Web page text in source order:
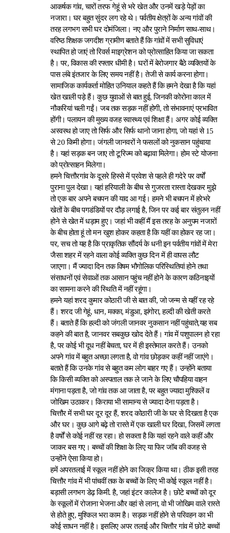
आकर्षक गांव, चारों तरफ गेहूं से भरे खेत और उनमें खड़े पेड़ों का
नजारा। घर बहुत सुंदर लग रहे थे। पर्वतीय क्षेत्रों के अन्य गांवों की
तरह लगभग सभी घर दोमंजिला। नए और पुराने निर्माण साथ-साथ।
वरिष्ठ शिक्षक जगदीश ग्रामीण बताते हैं कि गांवों में सभी सुविधाएं
स्थापित हो जाएं तो रिवर्स माइग्रेशन को प्रोत्साहित किया जा सकता
है। पर, विकास की रफ्तार धीमी है। घरों में बेरोजगार बैठे व्यक्तियों के
पास लंबे इंतजार के लिए समय नहीं है। तेजी से कार्य करना होगा।
सामाजिक कार्यकर्ता मोहित उनियाल कहते हैं कि हमने देखा है कि यहां
खेत खाली पड़े हैं। कुछ युवाओं से बात हुई, जिनकी कोरोना काल में
नौकरियां चली गईं। जब तक सड़क नहीं होगी, तो संभावनाएं प्रभावित
होंगी। पलायन की मुख्य वजह स्वास्थ्य एवं शिक्षा हैं। अगर कोई व्यक्ति
अस्वस्थ हो जाए तो सिर्फ और सिर्फ थानो जाना होगा, जो यहां से 15
से 20 किमी होगा। जंगली जानवरों ने फसलों को नुकसान पहुंचाया
है। यहां सड़क बन जाए तो टूरिज्म को बढ़ावा मिलेगा। होम स्टे योजना
को प्रोत्साहन मिलेगा।
हमने चित्तौरगांव के दूसरे हिस्से में प्रवेश से पहले ही गदेरे पर वर्षों
पुराना पुल देखा। यहां हरियाली के बीच से गुजरता रास्ता देखकर मुझे
तो एक बार अपने बचपन की याद आ गई। हमने भी बचपन में हरेभरे
खेतों के बीच पगडंडियों पर दौड़ लगाई है, जिन पर कई बार संतुलन नहीं
होने से खेत में धड़ाम हुए। जहां भी कहीं मैं इस तरह के अनुपम नजारों
के बीच होता हूं तो मन खुश होकर कहता है कि यहीं का होकर रह जा।
पर, सच तो यह है कि प्राकृतिक सौंदर्य के धनी इन पर्वतीय गांवों में मेरा
जैसा शहर में रहने वाला कोई व्यक्ति कुछ दिन में ही वापस लौट
जाएगा। मैं ज्यादा दिन तक विषम भौगोलिक परिस्थितियां होने तथा
संसाधनों एवं सेवाओं तक आसान पहुंच नहीं होने के कारण कठिनाइयों
का सामना करने की स्थिति में नहीं रहूंगा।
हमने यहां शरद कुमार कोठारी जी से बात की, जो जन्म से यहीं रह रहे
हैं। शरद जी गेहूं, धान, मक्का, मंडुआ, झंगोरा, हल्दी की खेती करते
हैं। बताते हैं कि हल्दी को जंगली जानवर नुकसान नहीं पहुंचाते,यह सब
कहने की बात है, जानवर सबकुछ खोद देते हैं। गांव में पशुपालन हो रहा
है, पर कोई भी दूध नहीं बेचता, घर में ही इस्तेमाल करते हैं। उनको
अपने गांव में बहुत अच्छा लगता है, वो गांव छोड़कर कहीं नहीं जाएंगे।
बताते हैं कि उनके गांव से बहुत कम लोग बाहर गए हैं। उन्होंने बताया
कि किसी व्यक्ति को अस्पताल तक ले जाने के लिए चौपहिया वाहन
मंगाना पड़ता है, जो गांव तक आ जाता है, पर बहुत ज्यादा मुश्किलें व
जोखिम उठाकर। किराया भी सामान्य से ज्यादा देना पड़ता है।
चित्तौर में सभी घर दूर दूर हैं, शरद कोठारी जी के घर से दिखता है एक
और घर। कुछ आगे बढ़े तो रास्ते में एक खाली घर दिखा, जिसमें लगता
है वर्षों से कोई नहीं रह रहा। हो सकता है कि यहां रहने वाले कहीं और
जाकर बस गए। बच्चों की शिक्षा के लिए या फिर जॉब की वजह से
उन्होंने ऐसा किया हो।
हमें अपरतलाई में स्कूल नहीं होने का जिक्र किया था। ठीक इसी तरह
चित्तौर गांव में भी पांचवीं तक के बच्चों के लिए भी कोई स्कूल नहीं है।
बड़ासी लगभग डेढ़ किमी. है, जहां इंटर कालेज है। छोटे बच्चों को दूर
के स्कूलों में रोजाना भेजना और वहां से लाना, वो भी जोखिम वाले रास्ते
से होते हुए, मुश्किल भरा काम है। सड़क नहीं होने से परिवहन का भी
कोई साधन नहीं है। इसलिए अपर तलाई और चित्तौर गांव में छोटे बच्चों